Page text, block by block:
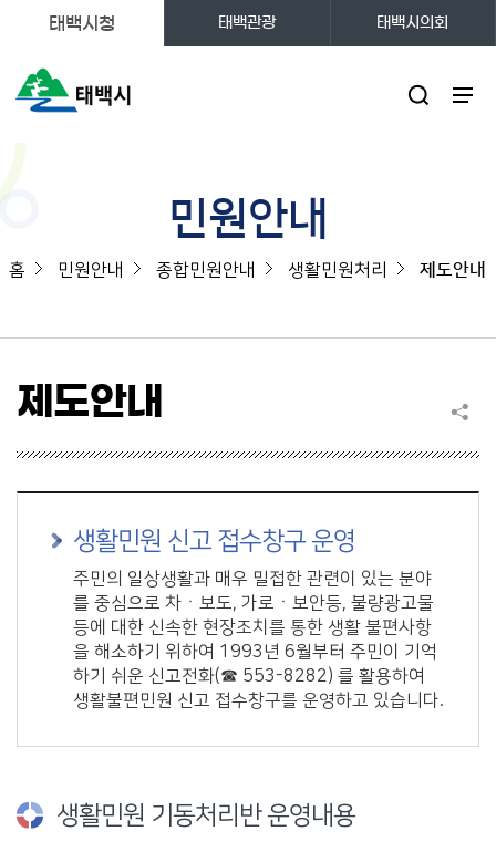
태백시청 태백관광 태백시의회
민원안내
홈 민원안내 종합민원안내 생활민원처리 제도안내
제도안내
생활민원 신고 접수창구 운영
주민의 일상생활과 매우 밀접한 관련이 있는 분야
를 중심으로 차ㆍ보도, 가로ㆍ보안등, 불량광고물
등에 대한 신속한 현장조치를 통한 생활 불편사항
을 해소하기 위하여 1993년 6월부터 주민이 기억
하기 쉬운 신고전화(☎ 553-8282) 를 활용하여
생활불편민원 신고 접수창구를 운영하고 있습니다.
생활민원 기동처리반 운영내용